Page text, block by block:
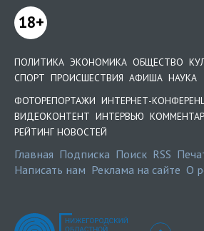
18+
ПОЛИТИКА ЭКОНОМИКА ОБЩЕСТВО
СПОРТ ПРОИСШЕСТВИЯ АФИША НАУКА
ФОТОРЕПОРТАЖИ ИНТЕРНЕТ-
ВИДЕОКОНТЕНТ ИНТЕРВЬЮ
РЕЙТИНГ НОВОСТЕЙ
Главная Подписка Поиск RSS
Написать нам Реклама на сайте О